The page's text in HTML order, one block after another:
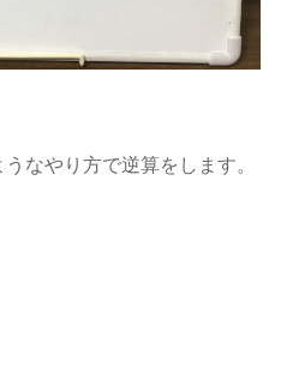
なやり方で逆算をします。